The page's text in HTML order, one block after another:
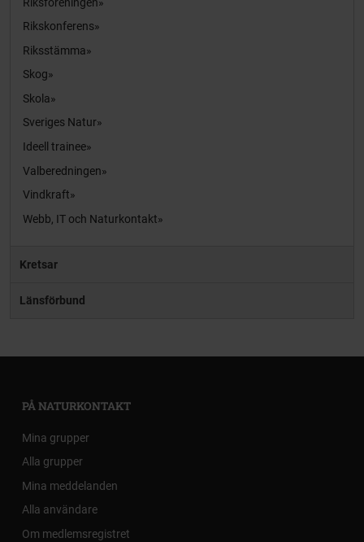
Rikskonferens
Riksstämma
Skog
Skola
Sveriges Natur
Ideell trainee
Valberedningen
Vindkraft
Webb, IT och Naturkontakt
Kretsar
Länsförbund
PÅ NATURKONTAKT
Mina grupper
Alla grupper
Mina meddelanden
Alla användare
Om medlemsregistret